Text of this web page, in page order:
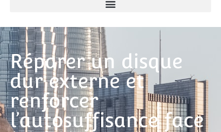
Réparer un disque
dur externe et
renforcer
l’autosuffisance face